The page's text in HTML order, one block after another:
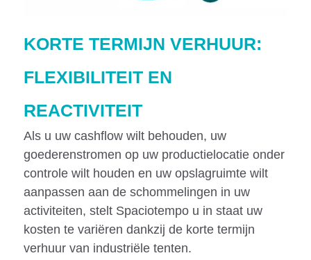
KORTE TERMIJN VERHUUR:
FLEXIBILITEIT EN
REACTIVITEIT
Als u uw cashflow wilt behouden, uw
goederenstromen op uw productielocatie onder
controle wilt houden en uw opslagruimte wilt
aanpassen aan de schommelingen in uw
activiteiten, stelt Spaciotempo u in staat uw
kosten te variëren dankzij de korte termijn
verhuur van industriële tenten.